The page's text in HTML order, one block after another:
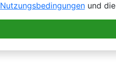
Nutzungsbedingungenund die